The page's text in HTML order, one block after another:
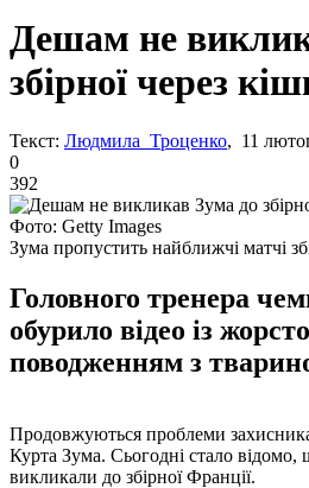
Дешам не
збірної через
Текст: Людмила Троценко, 11
0
392
Фото: Getty Images
Зума пропустить найближчі матчі
Головного тренера
обурило відео із
поводженням з
Продовжуються проблеми
Курта Зума. Сьогодні стало відомо,
викликали до збірної Франції.